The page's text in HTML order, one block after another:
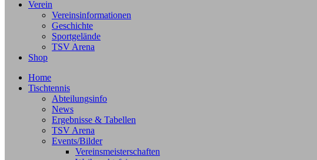
Verein
Vereinsinformationen
Geschichte
Sportgelände
TSV Arena
Shop
Home
Tischtennis
Abteilungsinfo
News
Ergebnisse & Tabellen
TSV Arena
Events/Bilder
Vereinsmeisterschaften